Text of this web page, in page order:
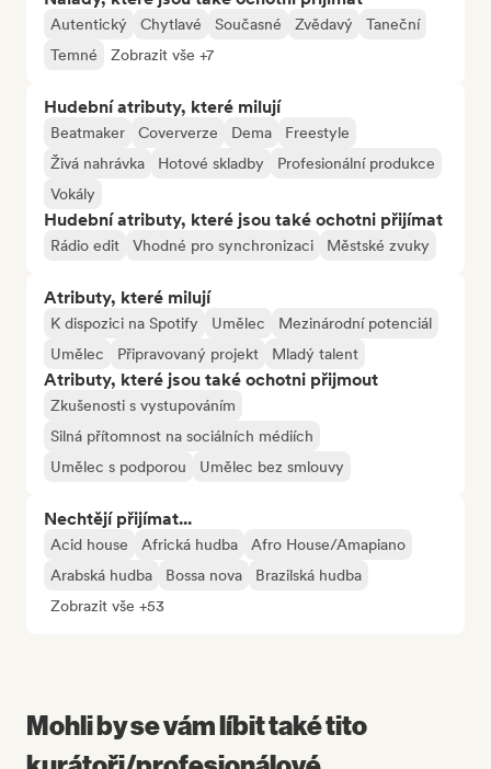
Autentický Chytlavé Současné Zvědavý
Taneční
Temné
Zobrazit vše +7
Hudební atributy, které milují
Beatmaker Coververze Dema
Freestyle
Živá nahrávka
Hotové skladby
Profesionální produkce
Vokály
Hudební atributy, které jsou také ochotni přijímat
Rádio edit Vhodné pro synchronizaci Městské zvuky
Atributy, které milují
K dispozici na Spotify Umělec
Mezinárodní potenciál
Umělec
Připravovaný projekt Mladý talent
Atributy, které jsou také ochotni přijmout
Zkušenosti s vystupováním
Silná přítomnost na sociálních médiích
Umělec s podporou
Umělec bez smlouvy
Nechtějí přijímat...
Acid house Africká hudba
Afro House/Amapiano
Arabská hudba
Bossa nova
Brazilská hudba
Zobrazit vše +53
Mohli by se vám líbit také tito